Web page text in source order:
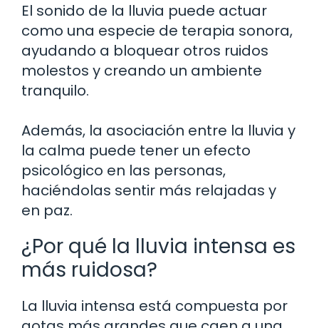
El sonido de la lluvia puede actuar
como una especie de terapia sonora,
ayudando a bloquear otros ruidos
molestos y creando un ambiente
tranquilo.
Además, la asociación entre la lluvia y
la calma puede tener un efecto
psicológico en las personas,
haciéndolas sentir más relajadas y
en paz.
¿Por qué la lluvia intensa es
más ruidosa?
La lluvia intensa está compuesta por